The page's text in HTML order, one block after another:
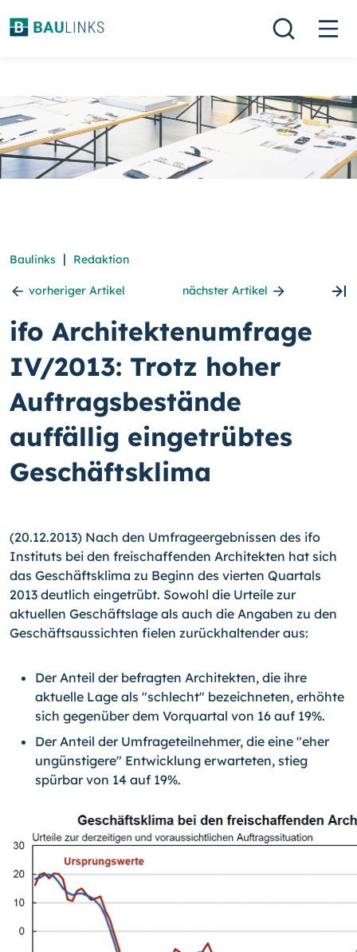
Baulinks | Redaktion
vorheriger Artikel nächster Artikel
ifo Architektenumfrage
IV/2013: Trotz hoher
Auftrags­bestände
auffällig eingetrübtes
Geschäftsklima
(20.12.2013) Nach den Umfrageergebnissen des ifo
Instituts bei den freischaffenden Architekten hat sich
das Geschäftsklima zu Beginn des vierten Quartals
2013 deutlich eingetrübt. Sowohl die Urteile zur
aktuellen Geschäftslage als auch die Angaben zu den
Geschäftsaussichten fielen zurückhaltender aus:
Der Anteil der befragten Architekten, die ihre
aktuelle Lage als "schlecht" be­zeichneten, erhöhte
sich gegenüber dem Vorquartal von 16 auf 19%.
Der Anteil der Umfrageteilnehmer, die eine "eher
ungünstigere" Entwicklung er­warteten, stieg
spürbar von 14 auf 19%.